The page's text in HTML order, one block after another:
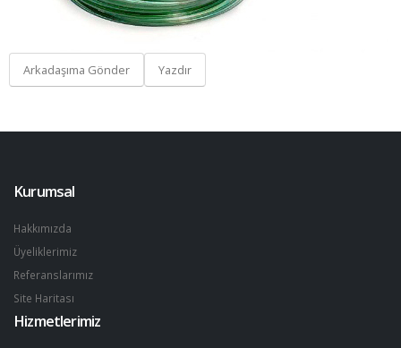
Arkadaşıma Gönder Yazdır
Kurumsal
Hakkımızda
Üyeliklerimiz
Referanslarımız
Site Haritası
Hizmetlerimiz